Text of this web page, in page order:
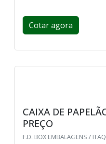
Cotar agora
CAIXA DE
PREÇO
F.D. BOX EMBALAGENS /